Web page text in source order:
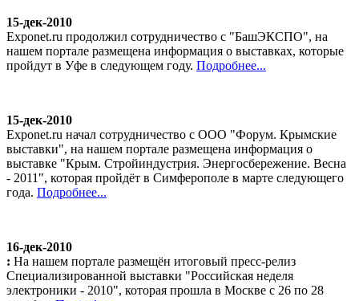
15-дек-2010
Exponet.ru продолжил сотрудничество с "БашЭКСПО", на
нашем портале размещена информация о выставках, которые
пройдут в Уфе в следующем году. Подробнее...
15-дек-2010
Exponet.ru начал сотрудничество с ООО "Форум. Крымские
выставки", на нашем портале размещена информация о
выставке "Крым. Стройиндустрия. Энергосбережение. Весна
- 2011", которая пройдёт в Симферополе в марте следующего
года. Подробнее...
16-дек-2010
: На нашем портале размещён итоговый пресс-релиз
Специализированной выставки "Российская неделя
электроники - 2010", которая прошла в Москве с 26 по 28